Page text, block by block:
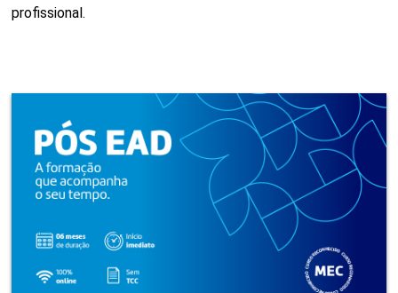
profissional.